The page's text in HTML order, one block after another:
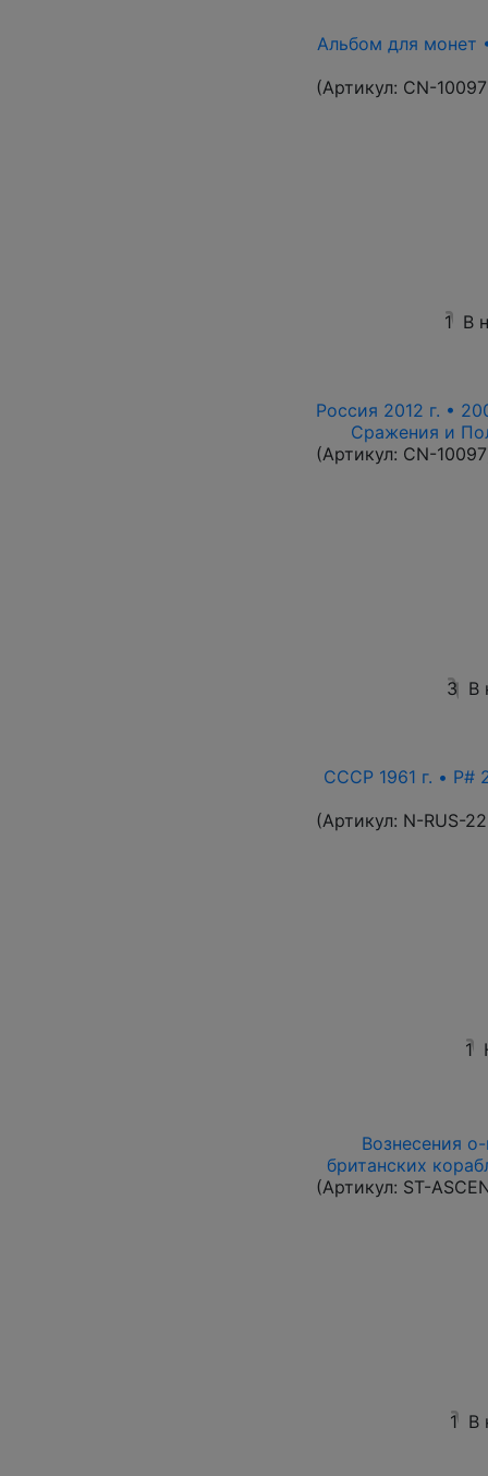
Альбом для монет
(Артикул: CN-
1 В
Россия 2012 г. •
Сражения и
(Артикул: CN-10097
3 В
СССР 1961 г. • P#
(Артикул: N-RUS-
1
Вознесения
британских
(Артикул: ST-
1 В